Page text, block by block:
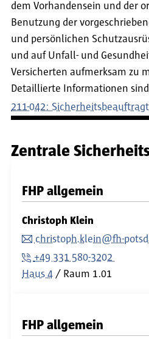
dem Vorhandensein und der
Benutzung der
und persönlichen
und auf Unfall- und
Versicherten aufmerksam zu
Detaillierte Informationen
211-042:
Zentrale
FHP allgemein
Christoph Klein
christoph.klein@fh-
+49 331 580-3202
Haus 4 / Raum 1.01
FHP allgemein